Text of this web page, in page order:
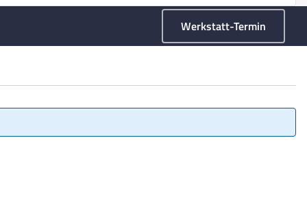
Werkstatt-Termin